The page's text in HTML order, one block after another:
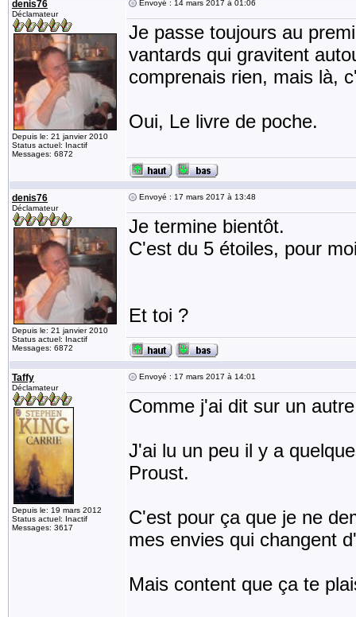
denis76
Déclamateur
Depuis le: 21 janvier 2010
Status actuel: Inactif
Messages: 6872
Envoyé : 14 mars 2017 à 01:06
Je passe toujours au
vantards qui gravitent
comprenais rien, mais là,
Oui, Le livre de poche.
denis76
Déclamateur
Depuis le: 21 janvier 2010
Status actuel: Inactif
Messages: 6872
Envoyé : 17 mars 2017 à 13:48
Je termine bientôt.
C'est du 5 étoiles, pour
Et toi ?
Taffy
Déclamateur
Depuis le: 19 mars 2012
Status actuel: Inactif
Messages: 3617
Envoyé : 17 mars 2017 à 14:01
Comme j'ai dit sur un
J'ai lu un peu il y a
Proust.
C'est pour ça que je ne
mes envies qui changent
Mais content que ça te